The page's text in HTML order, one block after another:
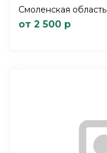
Смоленская область
от 2 500 р